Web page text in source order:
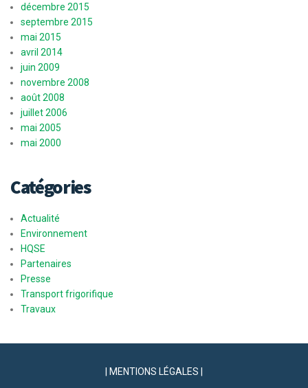
décembre 2015
septembre 2015
mai 2015
avril 2014
juin 2009
novembre 2008
août 2008
juillet 2006
mai 2005
mai 2000
Catégories
Actualité
Environnement
HQSE
Partenaires
Presse
Transport frigorifique
Travaux
| MENTIONS LÉGALES |